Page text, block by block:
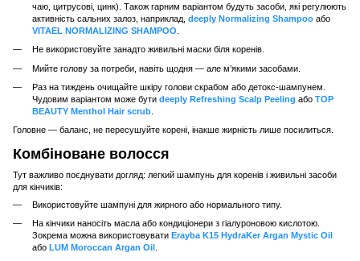
чаю, цитрусові, цинк). Також гарним варіантом будуть засоби, які регулюють
активність сальних залоз, наприклад, deeply Normalizing Shampoo або
VITAEL NORMALIZING SHAMPOO
Не використовуйте занадто живильні маски біля коренів.
Мийте голову за потреби, навіть щодня — але м’якими засобами.
Раз на тиждень очищайте шкіру голови скрабом або детокс-шампунем.
Чудовим варіантом може бути deeply Refreshing Scalp Peeling або TOP
BEAUTY Menthol Hair scrub
Головне — баланс, не пересушуйте корені, інакше жирність лише посилиться.
Комбіноване волосся
Тут важливо поєднувати догляд: легкий шампунь для коренів і живильні засоби
для кінчиків:
Використовуйте шампуні для жирного або нормального типу.
На кінчики наносіть масла або кондиціонери з гіалуроновою кислотою.
Зокрема можна використовувати Erayba K15 HydraKer Argan Mystic Oil
або LUM Moroccan Argan Oil